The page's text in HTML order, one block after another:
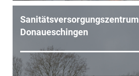
Sanitätsversorgungszentrum
Donaueschingen